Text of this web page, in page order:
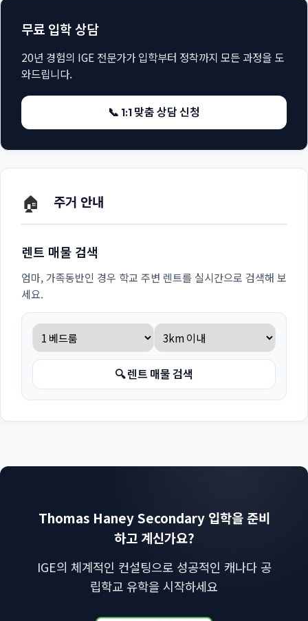
무료 입학 상담
20년 경험의 IGE 전문가가 입학부터 정착까지 모든 과정을 도
와드립니다.
📞 1:1 맞춤 상담 신청
🏠 주거 안내
렌트 매물 검색
엄마, 가족동반인 경우 학교 주변 렌트를 실시간으로 검색해 보
세요.
🔍 렌트 매물 검색
Thomas Haney Secondary 입학을 준비
하고 계신가요?
IGE의 체계적인 컨설팅으로 성공적인 캐나다 공
립학교 유학을 시작하세요